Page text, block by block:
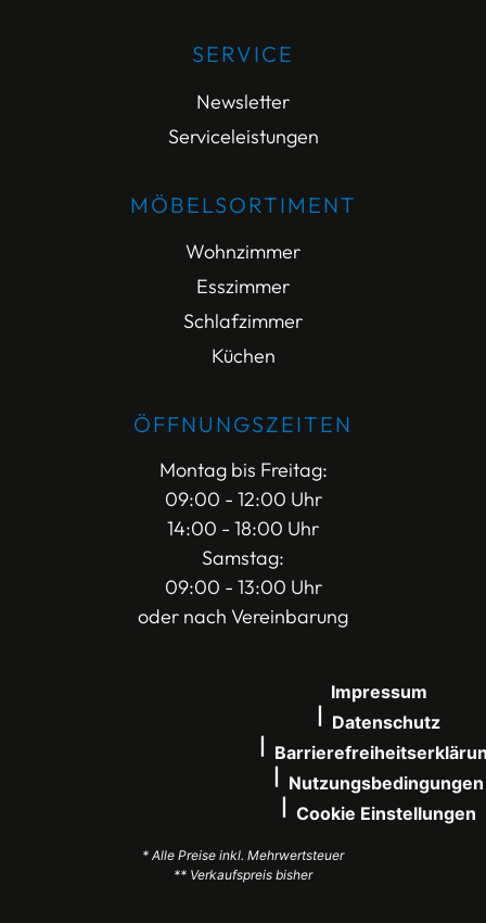
SERVICE
Newsletter
Serviceleistungen
MÖBELSORTIMENT
Wohnzimmer
Esszimmer
Schlafzimmer
Küchen
ÖFFNUNGSZEITEN
Montag bis Freitag:
09:00 - 12:00 Uhr
14:00 - 18:00 Uhr
Samstag:
09:00 - 13:00 Uhr
oder nach Vereinbarung
Impressum
Datenschutz
Nutzungsbedingungen
Cookie Einstellungen
* Alle Preise inkl. Mehrwertsteuer
** Verkaufspreis bisher